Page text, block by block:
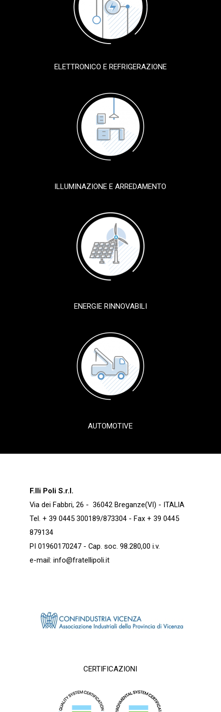
ELETTRONICO E REFRIGERAZIONE
ILLUMINAZIONE E ARREDAMENTO
ENERGIE RINNOVABILI
AUTOMOTIVE
F.lli Poli S.r.l.
Via dei Fabbri, 26 - 36042 Breganze(VI) - ITALIA
Tel. + 39 0445 300189/873304 - Fax + 39 0445
879134
PI 01960170247 - Cap. soc. 98.280,00 i.v.
e-mail: info@fratellipoli.it
CERTIFICAZIONI